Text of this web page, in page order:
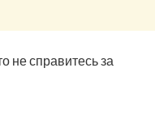
не справитесь за